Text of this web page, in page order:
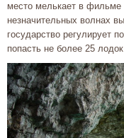
место мелькает в фильме
незначительных волнах
государство регулирует
попасть не более 25